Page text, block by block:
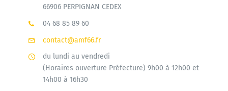
66906 PERPIGNAN CEDEX
04 68 85 89 60
contact@amf66.fr
du lundi au vendredi
(Horaires ouverture Préfecture) 9h00 à 12h00 et
14h00 à 16h30